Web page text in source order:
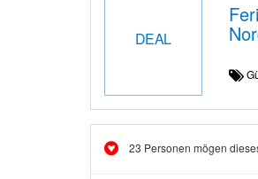
DEAL
23 Personen mögen